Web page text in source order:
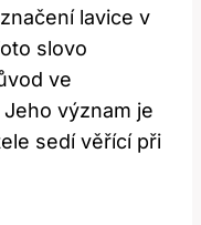
lavice v
slovo
ve
význam je
sedí věřící při